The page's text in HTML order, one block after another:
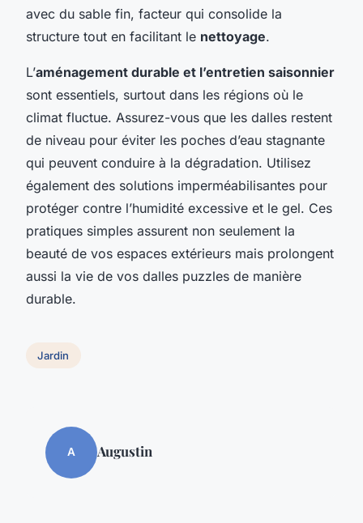
avec du sable fin, facteur qui consolide la
structure tout en facilitant le nettoyage.
L’aménagement durable et l’entretien saisonnier
sont essentiels, surtout dans les régions où le
climat fluctue. Assurez-vous que les dalles restent
de niveau pour éviter les poches d’eau stagnante
qui peuvent conduire à la dégradation. Utilisez
également des solutions imperméabilisantes pour
protéger contre l’humidité excessive et le gel. Ces
pratiques simples assurent non seulement la
beauté de vos espaces extérieurs mais prolongent
aussi la vie de vos dalles puzzles de manière
durable.
Jardin
A Augustin